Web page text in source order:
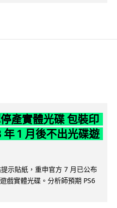
產實體光碟 包裝印
1 月後不出光碟遊
示貼紙，重申官方 7 月已公布
戲實體光碟。分析師預期 PS6